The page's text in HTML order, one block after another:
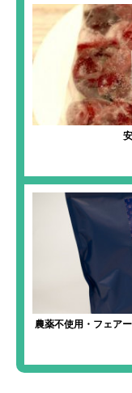
農薬不使用・フェア
は汚れたままだっ
で、雑味のないスッ
いと